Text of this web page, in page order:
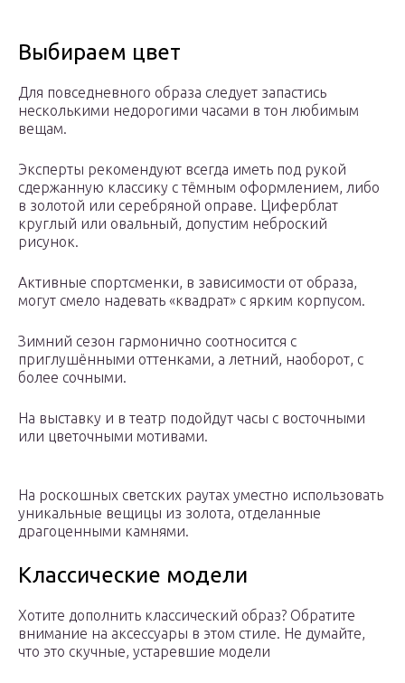
Выбираем цвет
Для повседневного образа следует запастись
несколькими недорогими часами в тон любимым
вещам.
Эксперты рекомендуют всегда иметь под рукой
сдержанную классику с тёмным оформлением, либо
в золотой или серебряной оправе. Циферблат
круглый или овальный, допустим неброский
рисунок.
Активные спортсменки, в зависимости от образа,
могут смело надевать «квадрат» с ярким корпусом.
Зимний сезон гармонично соотносится с
приглушёнными оттенками, а летний, наоборот, с
более сочными.
На выставку и в театр подойдут часы с восточными
или цветочными мотивами.
На роскошных светских раутах уместно использовать
уникальные вещицы из золота, отделанные
драгоценными камнями.
Классические модели
Хотите дополнить классический образ? Обратите
внимание на аксессуары в этом стиле. Не думайте,
что это скучные, устаревшие модели